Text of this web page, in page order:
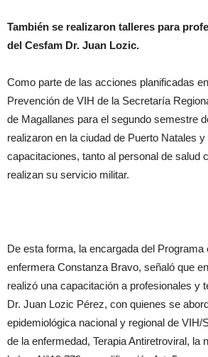
También se realizaron talleres para
del Cesfam Dr. Juan Lozic.
Como parte de las acciones planificadas
Prevención de VIH de la Secretaría
de Magallanes para el segundo semestre
realizaron en la ciudad de Puerto Natales
capacitaciones, tanto al personal de salud
realizan su servicio militar.
De esta forma, la encargada del Programa
enfermera Constanza Bravo, señaló que
realizó una capacitación a profesionales y
Dr. Juan Lozic Pérez, con quienes se
epidemiológica nacional y regional de VIH/
de la enfermedad, Terapia Antiretroviral, la